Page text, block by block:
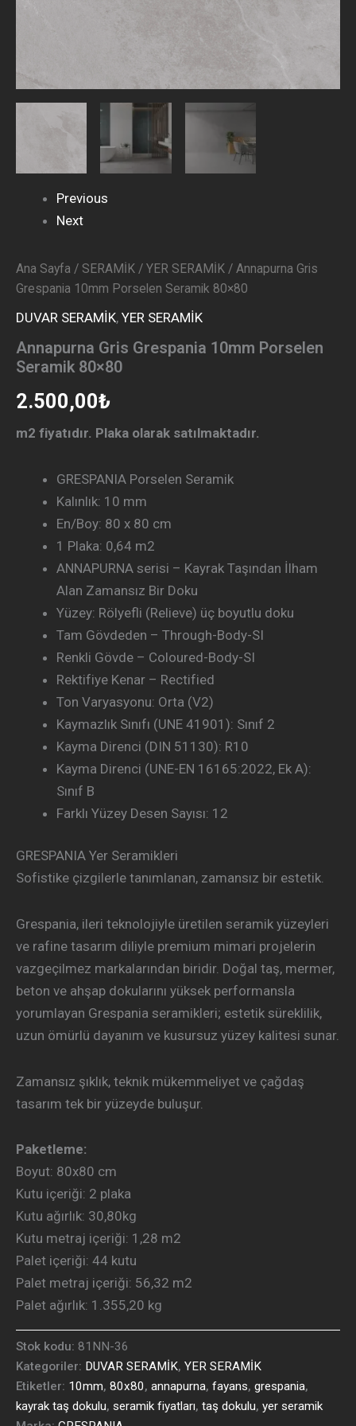
Previous
Next
Ana Sayfa / SERAMİK / YER SERAMİK / Annapurna Gris
Grespania 10mm Porselen Seramik 80×80
DUVAR SERAMİK, YER SERAMİK
Annapurna Gris Grespania 10mm Porselen
Seramik 80×80
2.500,00₺
m2 fiyatıdır. Plaka olarak satılmaktadır.
GRESPANIA Porselen Seramik
Kalınlık: 10 mm
En/Boy: 80 x 80 cm
1 Plaka: 0,64 m2
ANNAPURNA serisi – Kayrak Taşından İlham
Alan Zamansız Bir Doku
Yüzey: Rölyefli (Relieve) üç boyutlu doku
Tam Gövdeden – Through-Body-SI
Renkli Gövde – Coloured-Body-SI
Rektifiye Kenar – Rectified
Ton Varyasyonu: Orta (V2)
Kaymazlık Sınıfı (UNE 41901): Sınıf 2
Kayma Direnci (DIN 51130): R10
Kayma Direnci (UNE-EN 16165:2022, Ek A):
Sınıf B
Farklı Yüzey Desen Sayısı: 12
GRESPANIA Yer Seramikleri
Sofistike çizgilerle tanımlanan, zamansız bir estetik.
Grespania, ileri teknolojiyle üretilen seramik yüzeyleri
ve rafine tasarım diliyle premium mimari projelerin
vazgeçilmez markalarından biridir. Doğal taş, mermer,
beton ve ahşap dokularını yüksek performansla
yorumlayan Grespania seramikleri; estetik süreklilik,
uzun ömürlü dayanım ve kusursuz yüzey kalitesi sunar.
Zamansız şıklık, teknik mükemmeliyet ve çağdaş
tasarım tek bir yüzeyde buluşur.
Paketleme:
Boyut: 80x80 cm
Kutu içeriği: 2 plaka
Kutu ağırlık: 30,80kg
Kutu metraj içeriği: 1 ,28 m2
Palet içeriği: 44 kutu
Palet metraj içeriği: 56,32 m2
Palet ağırlık: 1.355,20 kg
Stok kodu: 81NN-36
Kategoriler: DUVAR SERAMİK, YER SERAMİK
Etiketler: 10mm, 80x80, annapurna, fayans, grespania,
kayrak taş dokulu, seramik fiyatları, taş dokulu, yer seramik